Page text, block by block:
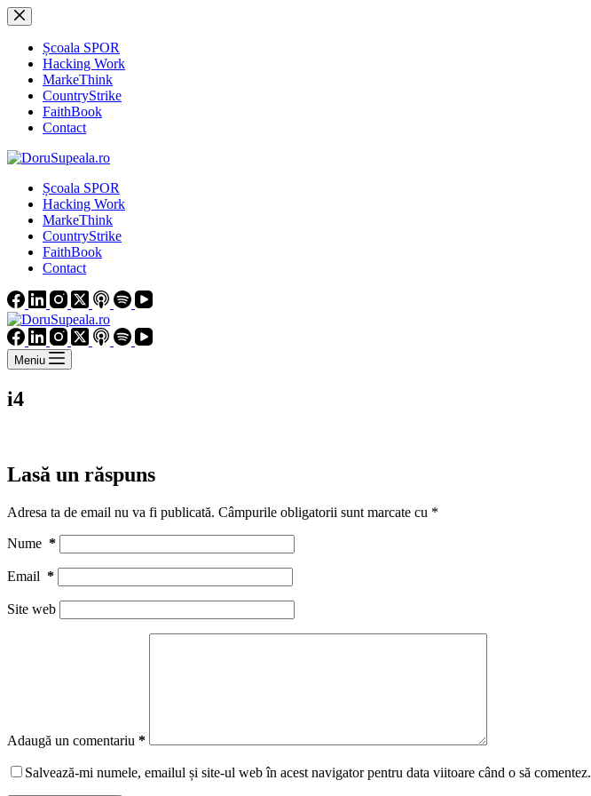
Sari
la
conținutȘcoala SPOR
Hacking Work
MarkeThink
CountryStrike
FaithBook
Contact
Școala SPOR
Hacking Work
MarkeThink
CountryStrike
FaithBook
Contact
Meniu
i4
Lasă un răspuns
Adresa ta de email nu va fi publicată. Câmpurile obligatorii sunt marcate cu *
Nume *
Email *
Site web
Adaugă un comentariu *
Salvează-mi numele, emailul și site-ul web în acest navigator pentru data viitoare când o să comentez.